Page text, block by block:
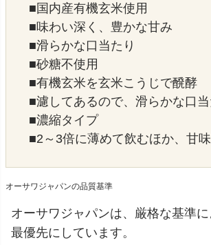
■国内産有機玄米使用
■味わい深く、豊かな甘み
■滑らかな口当たり
■砂糖不使用
■有機玄米を玄米こうじで醗酵
■濾してあるので、滑らかな口当
■濃縮タイプ
■2～3倍に薄めて飲むほか、甘
オーサワジャパンの品質基準
オーサワジャパンは、厳格な基準
最優先にしています。